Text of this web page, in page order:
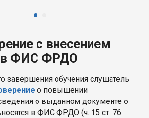
с внесением
в ФИС ФРДО
завершения обучения слушатель
о повышении
о выданном документе о
в ФИС ФРДО (ч. 15 ст. 76